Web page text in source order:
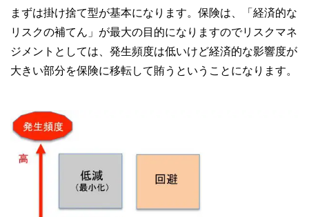
まずは掛け捨て型が基本になります。保険は、「経済的な
リスクの補てん」が最大の目的になりますのでリスクマネ
ジメントとしては、発生頻度は低いけど経済的な影響度が
大きい部分を保険に移転して賄うということになります。